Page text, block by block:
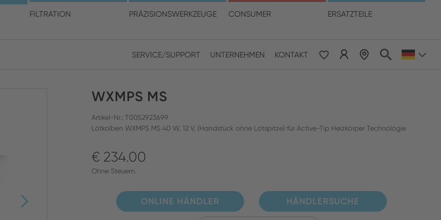
FILTRATION PRÄZISIONSWERKZEUGE CONSUMER ERSATZTEILE
SUCHEN SCHLIESSEN
SERVICE/SUPPORT UNTERNEHMEN KONTAKT
Sie Ihren Standort und Ihre Sprache
Asia & Pacific
Middle East & Africa
WXMPS MS
Artikel-Nr.: T0052923699
Lötkolben WXMPS MS 40 W, 12 V, (Handstück ohne Lötspitze) für Active-Tip Heizkörper Technologie
€ 234.00
Ohne Steuern.
ONLINE HÄNDLER HÄNDLERSUCHE